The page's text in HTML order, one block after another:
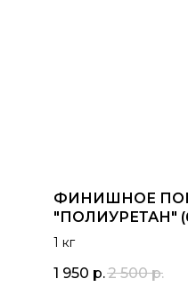
ФИНИШНОЕ
"ПОЛИУРЕТАН"
1 кг
1 950 р.2 500 р.